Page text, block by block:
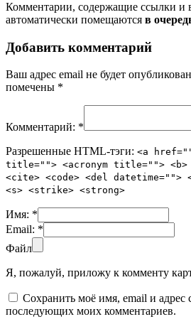
Комментарии, содержащие ссылки и
автоматически помещаются в
Добавить комментарий
Ваш адрес email не будет
помечены *
Комментарий: *
Разрешенные HTML-тэги: <a
title=""> <acronym title=""> <b>
<cite> <code> <del datetime="">
<s> <strike> <strong>
Имя: *
Email: *
Файл
Я, пожалуй, приложу к комменту
Сохранить моё имя, email и адрес
последующих моих комментариев.